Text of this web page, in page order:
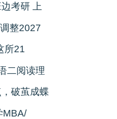
考研 上
整2027
所21
二阅读理
，破茧成蝶
MBA/